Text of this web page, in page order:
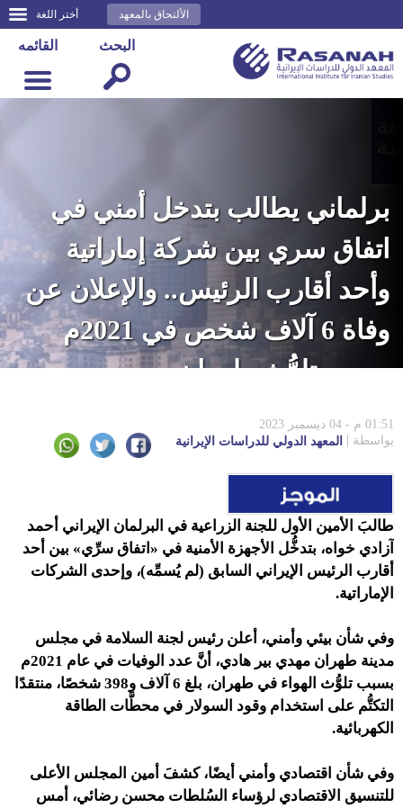
أختر اللغة الألتحاق بالمعهد
القائمه البحث
برلماني يطالب بتدخل أمني في
اتفاق سري بين شركة إماراتية
وأحد أقارب الرئيس.. والإعلان عن
وفاة 6 آلاف شخص في 2021م
بسبب تلوُّث طهران
01:51 م - 04 ديسمبر 2023
بواسطة
المعهد الدولي للدراسات الإيرانية
طالبَ الأمين الأول للجنة الزراعية في البرلمان الإيراني أحمد
آزادي خواه، بتدخُّل الأجهزة الأمنية في «اتفاق سرِّي» بين أحد
أقارب الرئيس الإيراني السابق (لم يُسمِّه)، وإحدى الشركات
الإماراتية.
وفي شأن بيئي وأمني، أعلن رئيس لجنة السلامة في مجلس
مدينة طهران
مهدي بير هادي، أنَّ عدد الوفيات في عام 2021م
بسبب تلوُّث الهواء في طهران، بلغ 6 آلاف و398 شخصًا، منتقدًا
التكتُّم على استخدام وقود السولار في محطَّات الطاقة
الكهربائية.
وفي شأن اقتصادي وأمني أيضًا، كشفَ أمين المجلس الأعلى
للتنسيق الاقتصادي لرؤساء السُلطات محسن رضائي، أمس